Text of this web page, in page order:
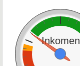
Inkomen